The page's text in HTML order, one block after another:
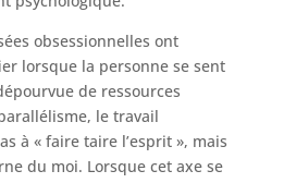
obsessionnelles ont
lorsque la personne se sent
de ressources
le travail
à « faire taire l’esprit », mais
du moi. Lorsque cet axe se